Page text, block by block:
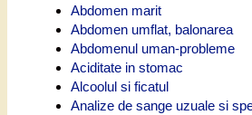
Abdomen marit
Abdomen umflat, balonarea
Abdomenul uman-probleme
Aciditate in stomac
Alcoolul si ficatul
Analize de sange uzuale si